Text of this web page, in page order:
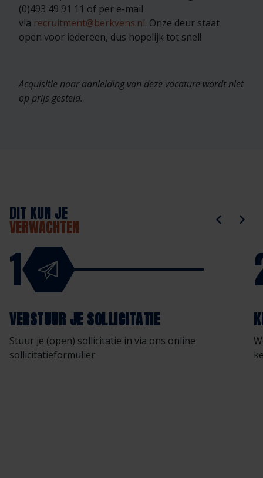
(0)493 49 91 11 of per e-mail
via recruitment@berkvens.nl. Onze deur staat
open voor iedereen, dus hopelijk tot snel!
Acquisitie naar aanleiding van deze vacature wordt niet
op prijs gesteld.
DIT KUN JE
VERWACHTEN
1
VERSTUUR JE SOLLICITATIE
Stuur je (open) sollicitatie in via ons online
sollicitatieformulier